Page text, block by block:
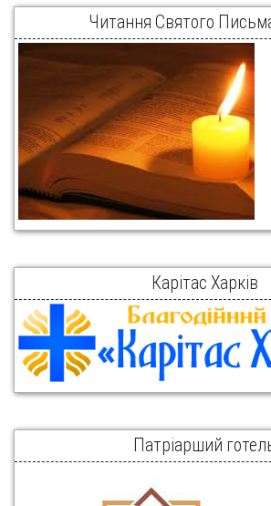
Читання Святого Письма
Карітас Харків
Патріарший